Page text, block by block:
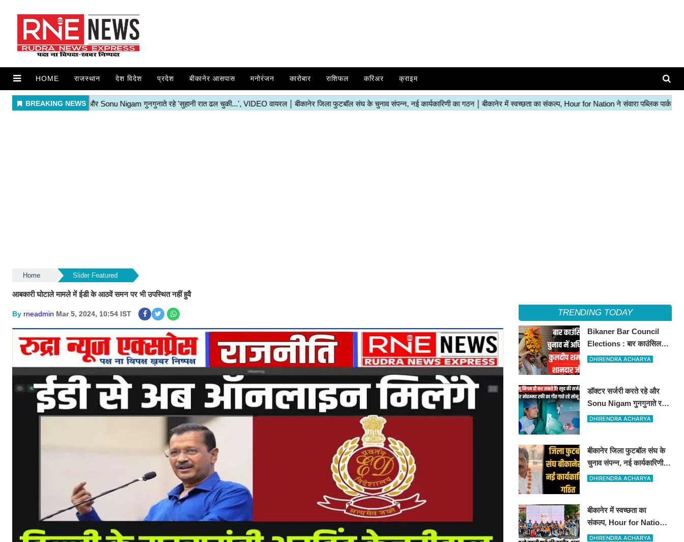
HOME राजस्थान देश विदेश प्रदेश बीकानेर आसपास मनोरंजन कारोबार राशिफल करिअर क्राइम
Home Slider Featured
आबकारी घोटाले मामले में ईडी के आठवें समन पर भी उपस्थित नहीं हुवै
By rneadmin Mar 5, 2024, 10:54 IST TRENDING TODAY
Bikaner Bar Council
Elections : बार काउंसिल
ऑफ राजस्थान चुनाव में
DHIRENDRA ACHARYA
डॉक्टर सर्जरी करते रहे और
Sonu Nigam गुनगुनाते रहे
'सुहानी रात ढल चुकी...',
DHIRENDRA ACHARYA
बीकानेर जिला फुटबॉल संघ के
चुनाव संपन्न, नई कार्यकारिणी
का गठन
DHIRENDRA ACHARYA
बीकानेर में स्वच्छता का
संकल्प, Hour for Nation ने
संवारा पब्लिक पार्क
DHIRENDRA ACHARYA